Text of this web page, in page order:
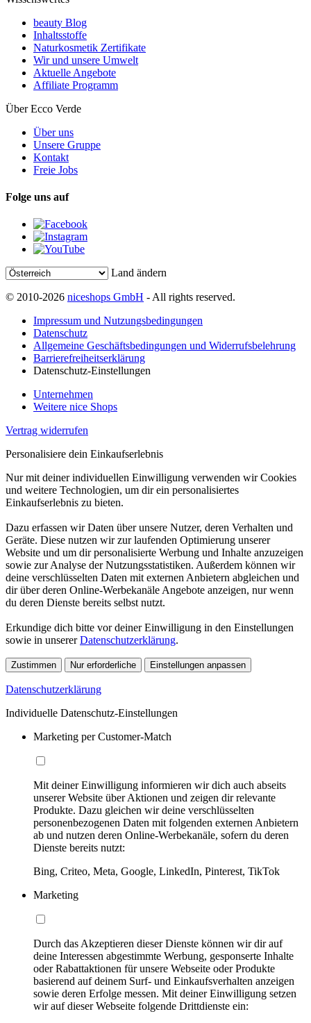
beauty Blog
Inhaltsstoffe
Naturkosmetik Zertifikate
Wir und unsere Umwelt
Aktuelle Angebote
Affiliate Programm
Über Ecco Verde
Über uns
Unsere Gruppe
Kontakt
Freie Jobs
Folge uns auf
Land ändern
© 2010-2026 niceshops GmbH - All rights reserved.
Impressum und Nutzungsbedingungen
Datenschutz
Allgemeine Geschäftsbedingungen und Widerrufsbelehrung
Barrierefreiheitserklärung
Datenschutz-Einstellungen
Unternehmen
Weitere nice Shops
Vertrag widerrufen
Personalisiere dein Einkaufserlebnis
Nur mit deiner individuellen Einwilligung verwenden wir Cookies
und weitere Technologien, um dir ein personalisiertes
Einkaufserlebnis zu bieten.
Dazu erfassen wir Daten über unsere Nutzer, deren Verhalten und
Geräte. Diese nutzen wir zur laufenden Optimierung unserer
Website und um dir personalisierte Werbung und Inhalte anzuzeigen
sowie zur Analyse der Nutzungsstatistiken. Außerdem können wir
deine verschlüsselten Daten mit externen Anbietern abgleichen und
dir über deren Online-Werbekanäle Angebote anzeigen, nur wenn
du deren Dienste bereits selbst nutzt.
Erkundige dich bitte vor deiner Einwilligung in den Einstellungen
sowie in unsererDatenschutzerklärung.
Zustimmen Nur erforderliche Einstellungen anpassen
Datenschutzerklärung
Individuelle Datenschutz-Einstellungen
Marketing per Customer-Match
Mit deiner Einwilligung informieren wir dich auch abseits
unserer Website über Aktionen und zeigen dir relevante
Produkte. Dazu gleichen wir deine verschlüsselten
personenbezogenen Daten mit folgenden externen Anbietern
ab und nutzen deren Online-Werbekanäle, sofern du deren
Dienste bereits nutzt:
Bing, Criteo, Meta, Google, LinkedIn, Pinterest, TikTok
Marketing
Durch das Akzeptieren dieser Dienste können wir dir auf
deine Interessen abgestimmte Werbung, gesponserte Inhalte
oder Rabattaktionen für unsere Webseite oder Produkte
basierend auf deinem Surf- und Einkaufsverhalten anzeigen
sowie deren Erfolge messen. Mit deiner Einwilligung setzen
wir auf dieser Webseite folgende Drittdienste ein: